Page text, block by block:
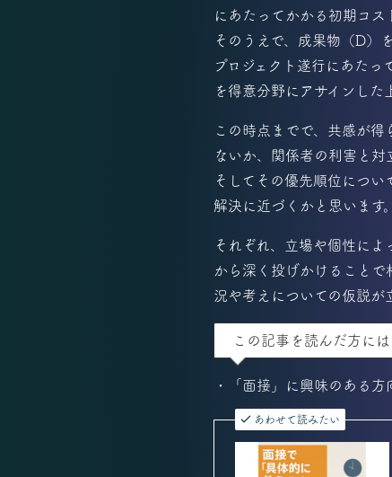
にあたってかかる初期コス
そのうえで、成果物（D）
プロジェクト遂行にあた
を得意分野にアサインした
この時点までで、共感が
ないか、関係者の利害と対
そしてその優先順位につ
解決に近づくかと思います。
それぞれ、立場や個性に
から深く投げかけること
況や考えについての仮説が
この記事を読んだ方に
・「面接」に興味のある方
あわせて読みたい